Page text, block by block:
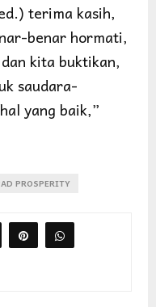
terima kasih,
benar hormati,
kita buktikan,
saudara-
yang baik,”
PROSPERITY